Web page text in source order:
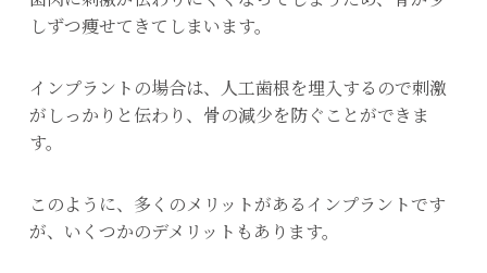
しずつ痩せてきてしまいます。
インプラントの場合は、人工歯根を埋入するので刺激
がしっかりと伝わり、骨の減少を防ぐことができま
す。
このように、多くのメリットがあるインプラントです
が、いくつかのデメリットもあります。